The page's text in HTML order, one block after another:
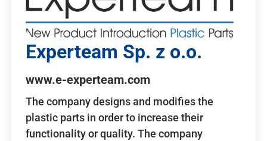
Experteam Sp. z o.o.
www.e-experteam.com
The company designs and modifies the
plastic parts in order to increase their
functionality or quality. The company